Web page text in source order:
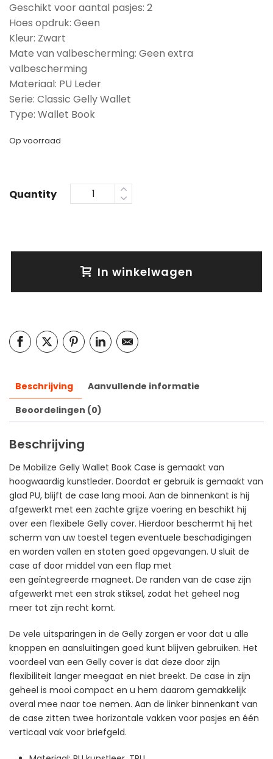
Geschikt voor aantal pasjes: 2
Hoes opdruk: Geen
Kleur: Zwart
Mate van valbescherming: Geen extra
valbescherming
Materiaal: PU Leder
Serie: Classic Gelly Wallet
Type: Wallet Book
Op voorraad
Quantity
In winkelwagen
Beschrijving
Aanvullende informatie
Beoordelingen (0)
Beschrijving
De Mobilize Gelly Wallet Book Case is gemaakt van
hoogwaardig kunstleder. Doordat er gebruik is gemaakt van
glad PU, blijft de case lang mooi. Aan de binnenkant is hij
afgewerkt met een zachte grijze voering en beschikt hij
over een flexibele Gelly cover. Hierdoor beschermt hij het
scherm van uw toestel tegen eventuele beschadigingen
en worden vallen en stoten goed opgevangen. U sluit de
case af door middel van een flap met
een geïntegreerde magneet. De randen van de case zijn
afgewerkt met een strak stiksel, zodat het geheel nog
meer tot zijn recht komt.
De vele uitsparingen in de Gelly zorgen er voor dat u alle
knoppen en aansluitingen goed kunt blijven gebruiken. Het
voordeel van een Gelly cover is dat deze door zijn
flexibiliteit langer meegaat en niet breekt. De case in zijn
geheel is mooi compact en u hem daarom gemakkelijk
overal mee naar toe nemen. Aan de linker binnenkant van
de case zitten twee horizontale vakken voor pasjes en één
verticaal vak voor briefgeld.